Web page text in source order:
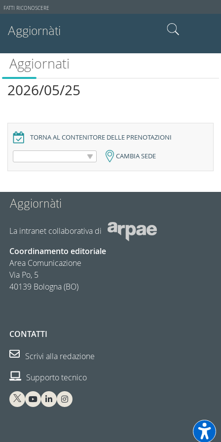
Strumenti
FATTI RICONOSCERE
Aggiornàti
Cerca nel sito
Ricerca avanzata…
Aggiornati
2026/05/25
TORNA AL CONTENITORE DELLE PRENOTAZIONI
CAMBIA SEDE
Aggiornàti
La intranet collaborativa di
Coordinamento editoriale
Area Comunicazione
Via Po, 5
40139 Bologna (BO)
CONTATTI
Scrivi alla redazione
Supporto tecnico